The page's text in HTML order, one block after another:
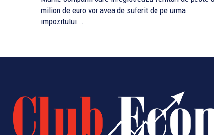
milion de euro vor avea de suferit de pe urma
impozitului...